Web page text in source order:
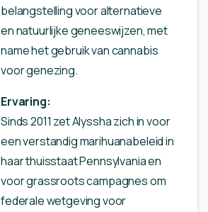
belangstelling voor alternatieve
en natuurlijke geneeswijzen, met
name het gebruik van cannabis
voor genezing.
Ervaring:
Sinds 2011 zet Alyssha zich in voor
een verstandig marihuanabeleid in
haar thuisstaat Pennsylvania en
voor grassroots campagnes om
federale wetgeving voor